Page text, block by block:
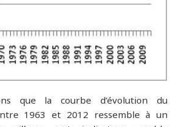
que la courbe d’évolution du
1963 et 2012 ressemble à un